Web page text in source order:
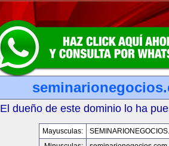
El dueño de este dominio lo ha
Mayusculas: